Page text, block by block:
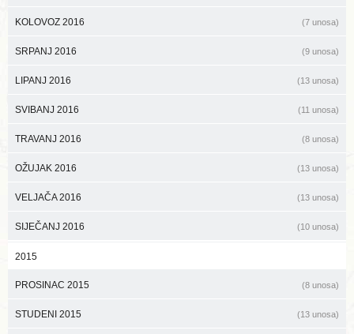
KOLOVOZ 2016 (7 unosa)
SRPANJ 2016 (9 unosa)
LIPANJ 2016 (13 unosa)
SVIBANJ 2016 (11 unosa)
TRAVANJ 2016 (8 unosa)
OŽUJAK 2016 (13 unosa)
VELJAČA 2016 (13 unosa)
SIJEČANJ 2016 (10 unosa)
2015
PROSINAC 2015 (8 unosa)
STUDENI 2015 (13 unosa)